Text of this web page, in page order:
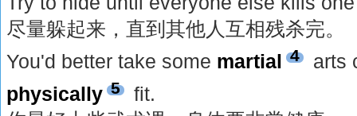
尽量躲起来，直到其他人互相残杀完。
You'd better take some martial 4
arts
physically 5
fit.